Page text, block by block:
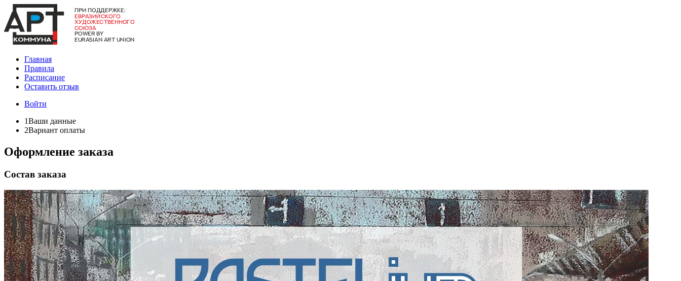
Главная
Правила
Расписание
Оставить отзыв
Войти
1Ваши данные
2Вариант оплаты
Оформление заказа
Состав заказа